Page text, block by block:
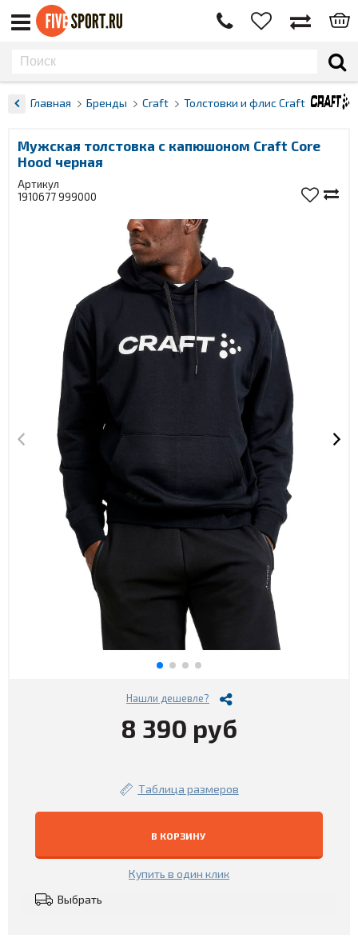
Главная Бренды Craft Толстовки и флис Craft
Мужская толстовка с капюшоном Craft Core
Hood черная
Артикул
1910677 999000
Нашли дешевле?
8 390 руб
Таблица размеров
В КОРЗИНУ
Купить в один клик
Выбрать